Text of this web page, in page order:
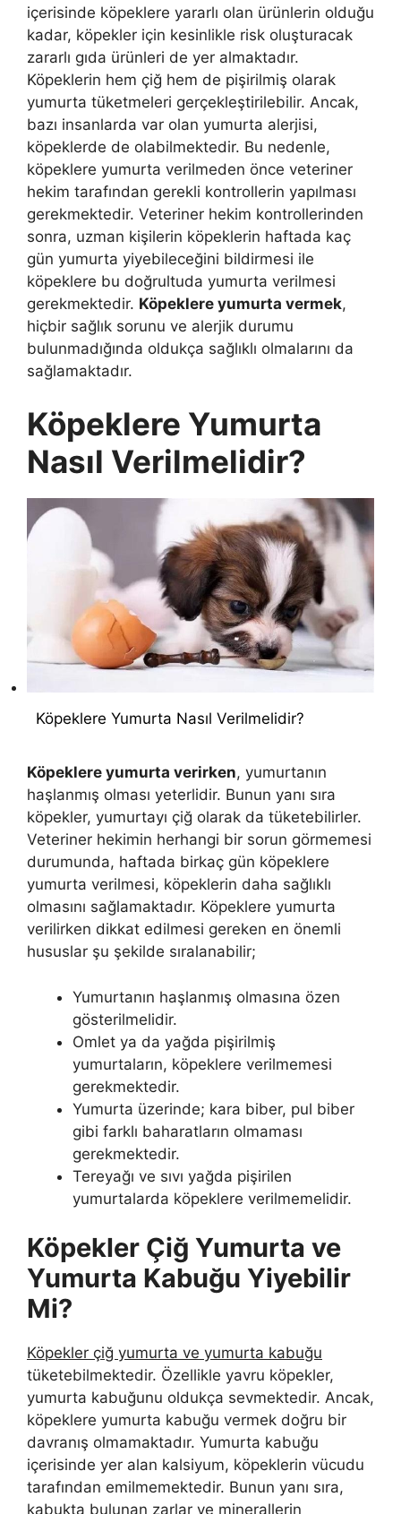
içerisinde köpeklere yararlı olan ürünlerin olduğu
kadar, köpekler için kesinlikle risk oluşturacak
zararlı gıda ürünleri de yer almaktadır.
Köpeklerin hem çiğ hem de pişirilmiş olarak
yumurta tüketmeleri gerçekleştirilebilir. Ancak,
bazı insanlarda var olan yumurta alerjisi,
köpeklerde de olabilmektedir. Bu nedenle,
köpeklere yumurta verilmeden önce veteriner
hekim tarafından gerekli kontrollerin yapılması
gerekmektedir. Veteriner hekim kontrollerinden
sonra, uzman kişilerin köpeklerin haftada kaç
gün yumurta yiyebileceğini bildirmesi ile
köpeklere bu doğrultuda yumurta verilmesi
gerekmektedir. Köpeklere yumurta vermek,
hiçbir sağlık sorunu ve alerjik durumu
bulunmadığında oldukça sağlıklı olmalarını da
sağlamaktadır.
Köpeklere Yumurta
Nasıl Verilmelidir?
Köpeklere Yumurta Nasıl Verilmelidir?
Köpeklere yumurta verirken, yumurtanın
haşlanmış olması yeterlidir. Bunun yanı sıra
köpekler, yumurtayı çiğ olarak da tüketebilirler.
Veteriner hekimin herhangi bir sorun görmemesi
durumunda, haftada birkaç gün köpeklere
yumurta verilmesi, köpeklerin daha sağlıklı
olmasını sağlamaktadır. Köpeklere yumurta
verilirken dikkat edilmesi gereken en önemli
hususlar şu şekilde sıralanabilir;
Yumurtanın haşlanmış olmasına özen
gösterilmelidir.
Omlet ya da yağda pişirilmiş
yumurtaların, köpeklere verilmemesi
gerekmektedir.
Yumurta üzerinde; kara biber, pul biber
gibi farklı baharatların olmaması
gerekmektedir.
Tereyağı ve sıvı yağda pişirilen
yumurtalarda köpeklere verilmemelidir.
Köpekler Çiğ Yumurta ve
Yumurta Kabuğu Yiyebilir
Mi?
Köpekler çiğ yumurta ve yumurta kabuğu
tüketebilmektedir. Özellikle yavru köpekler,
yumurta kabuğunu oldukça sevmektedir. Ancak,
köpeklere yumurta kabuğu vermek doğru bir
davranış olmamaktadır. Yumurta kabuğu
içerisinde yer alan kalsiyum, köpeklerin vücudu
tarafından emilmemektedir. Bunun yanı sıra,
kabukta bulunan zarlar ve minerallerin